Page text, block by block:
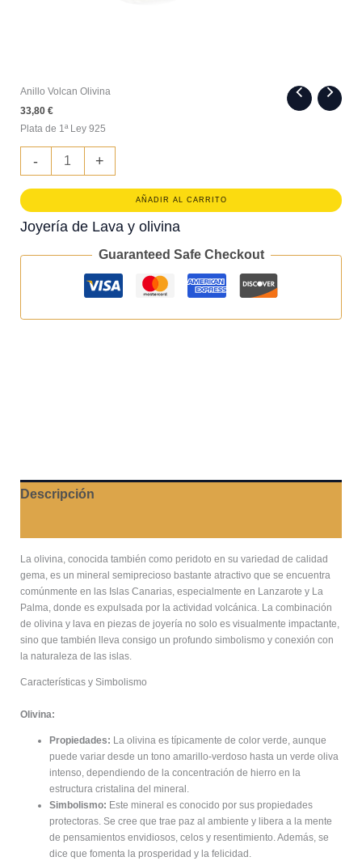
Anillo Volcan Olivina
33,80 €
Plata de 1ª Ley 925
-
Olivina
cantidad
+
AÑADIR AL CARRITO
Joyería de Lava y olivina
Guaranteed Safe Checkout
Descripción
La olivina, conocida también como peridoto en su variedad de calidad
gema, es un mineral semiprecioso bastante atractivo que se encuentra
comúnmente en las Islas Canarias, especialmente en Lanzarote y La
Palma, donde es expulsada por la actividad volcánica. La combinación
de olivina y lava en piezas de joyería no solo es visualmente impactante,
sino que también lleva consigo un profundo simbolismo y conexión con
la naturaleza de las islas.
Características y Simbolismo
Olivina:
Propiedades: La olivina es típicamente de color verde, aunque
puede variar desde un tono amarillo-verdoso hasta un verde oliva
intenso, dependiendo de la concentración de hierro en la
estructura cristalina del mineral.
Simbolismo: Este mineral es conocido por sus propiedades
protectoras. Se cree que trae paz al ambiente y libera a la mente
de pensamientos envidiosos, celos y resentimiento. Además, se
dice que fomenta la prosperidad y la felicidad.